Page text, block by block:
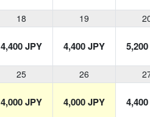
18 19
4,400 JPY 4,400 JPY
25 26
4,000 JPY 4,000 JPY